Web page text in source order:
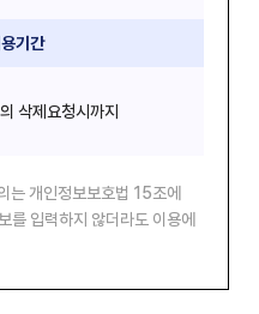
기간
삭제요청시까지
는 개인정보보호법 15조에
를 입력하지 않더라도 이용에